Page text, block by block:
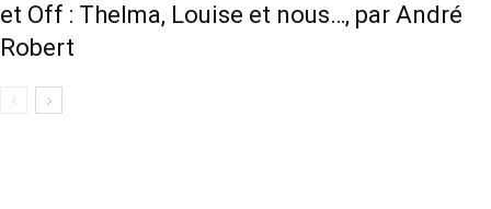
et Off : Thelma, Louise et nous…, par André
Robert